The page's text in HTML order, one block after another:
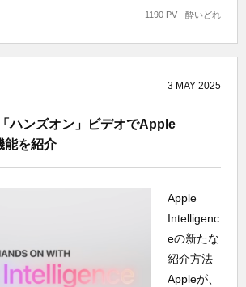
酔いどれ
1190 PV
3 MAY 2025
ハンズオン」ビデオでApple
能を紹介
Apple
Intelligenc
eの新たな
紹介方法
Appleが、